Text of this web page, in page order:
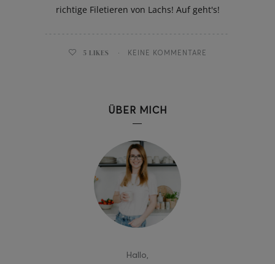
richtige Filetieren von Lachs! Auf geht's!
5 LIKES KEINE KOMMENTARE
ÜBER MICH
Hallo,